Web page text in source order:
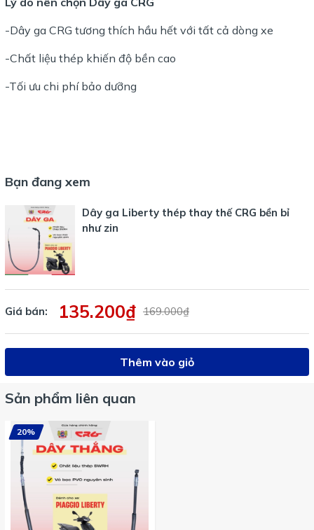
-Dây ga CRG tương thích hầu hết với tất cả dòng xe
-Chất liệu thép khiến độ bền cao
-Tối ưu chi phí bảo dưỡng
Bạn đang xem
Dây ga Liberty thép thay thế CRG bền bỉ
như zin
Giá bán: 135.200₫ 169.000₫
Thêm vào giỏ
Sản phẩm liên quan
20%